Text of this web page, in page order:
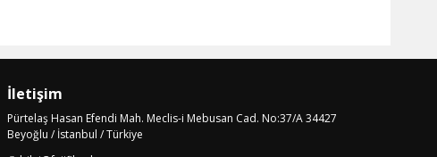
İletişim
Pürtelaş Hasan Efendi Mah. Meclis-i Mebusan Cad. No:37/A 34427
Beyoğlu / İstanbul / Türkiye